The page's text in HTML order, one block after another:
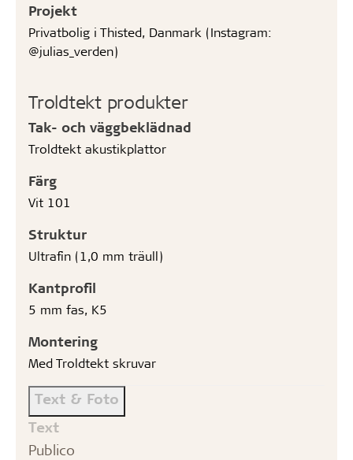
Projekt
Privatbolig i Thisted, Danmark (Instagram:
@julias_verden)
Troldtekt produkter
Tak- och väggbeklädnad
Troldtekt akustikplattor
Färg
Vit 101
Struktur
Ultrafin (1,0 mm träull)
Kantprofil
5 mm fas, K5
Montering
Med Troldtekt skruvar
Text & Foto
Text
Publico